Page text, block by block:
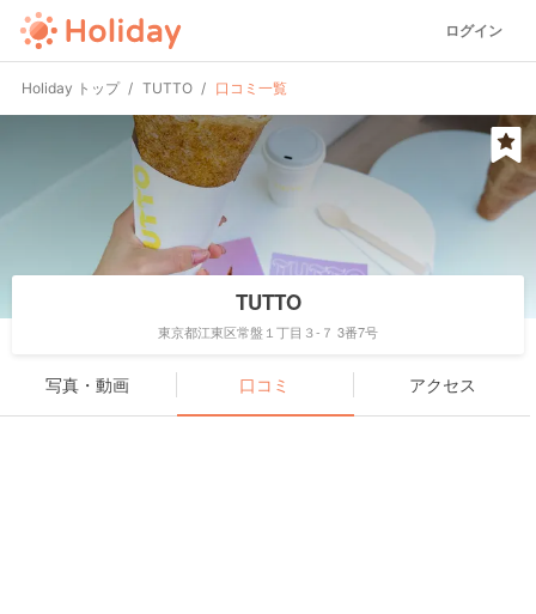
ログイン
Holiday トップ TUTTO 口コミ一覧
TUTTO
東京都江東区常盤１丁目３-７ 3番7号
写真・動画 口コミ アクセス